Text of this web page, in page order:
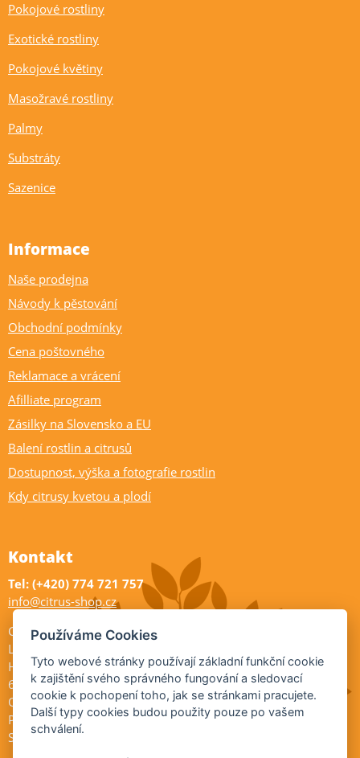
Pokojové rostliny
Exotické rostliny
Pokojové květiny
Masožravé rostliny
Palmy
Substráty
Sazenice
Informace
Naše prodejna
Návody k pěstování
Obchodní podmínky
Cena poštovného
Reklamace a vrácení
Afilliate program
Zásilky na Slovensko a EU
Balení rostlin a citrusů
Dostupnost, výška a fotografie rostlin
Kdy citrusy kvetou a plodí
Kontakt
Tel: (+420) 774 721 757
info@citrus-shop.cz
Citrus shop zahradnictví
Legionářů 2
Hodonín
695 01
Otevřeno:
Po-Pá 9-17
So 9-11:30
Používáme Cookies
Tyto webové stránky používají základní funkční cookie
k zajištění svého správného fungování a sledovací
cookie k pochopení toho, jak se stránkami pracujete.
Další typy cookies budou použity pouze po vašem
schválení.